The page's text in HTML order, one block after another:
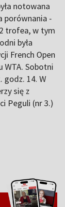
notowana
porównania -
trofea, w tym
była
French Open
WTA. Sobotni
godz. 14. W
się z
Peguli (nr 3.)